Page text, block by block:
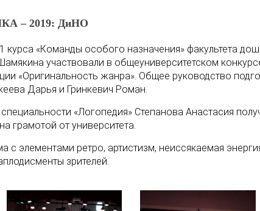
– 2019: ДиНО
курса «Команды особого назначения» факультета
участвовали в общеуниверситетском
«Оригинальность жанра». Общее руководство
Дарья и Гринкевич Роман.
специальности «Логопедия» Степанова Анастасия
грамотой от университета.
с элементами ретро, артистизм, неиссякаемая
зрителей.